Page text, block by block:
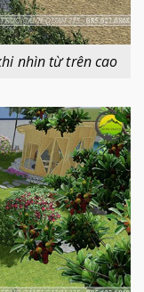
nhìn từ trên cao